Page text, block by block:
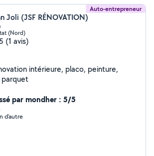
Auto-entrepreneur
Joli (JSF RÉNOVATION)
(Nord)
(1 avis)
intérieure, placo, peinture,
parquet
par mondher : 5/5
d’autre